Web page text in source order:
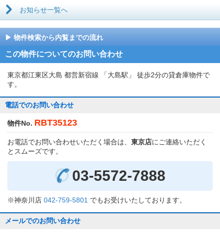
お知らせ一覧へ
物件検索から内覧までの流れ
この物件についてのお問い合わせ
東京都江東区大島 都営新宿線 「大島駅」 徒歩2分の貸倉庫物件で
す。
電話でのお問い合わせ
物件No. RBT35123
お電話でお問い合わせいただく場合は、 東京店にご連絡いただく
とスムーズです。
03-5572-7888
※神奈川店 042-759-5801 でもお受けいたしております。
メールでのお問い合わせ